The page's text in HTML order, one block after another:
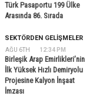
Türk Pasaportu 199 Ülke
Arasında 86. Sırada
AĞU 6TH 12:34 PM
SEKTÖRDEN GELIŞMELER
Birleşik Arap Emirlikleri’nin
İlk Yüksek Hızlı Demiryolu
Projesine Kalyon İnşaat
İmzası